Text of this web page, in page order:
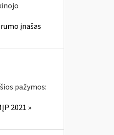
įnašas
pažymos:
2021 »